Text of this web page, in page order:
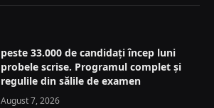
peste 33.000 de candidați încep luni
probele scrise. Programul complet și
regulile din sălile de examen
August 7, 2026